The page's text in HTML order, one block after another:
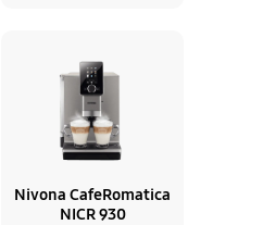
Nivona CafeRomatica
NICR 930